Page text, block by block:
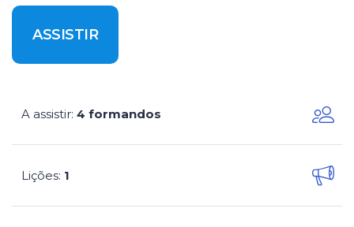
ASSISTIR
A assistir: 4 formandos
Lições: 1